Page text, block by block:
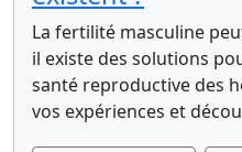
La fertilité masculine
il existe des solutions
santé reproductive des
vos expériences et